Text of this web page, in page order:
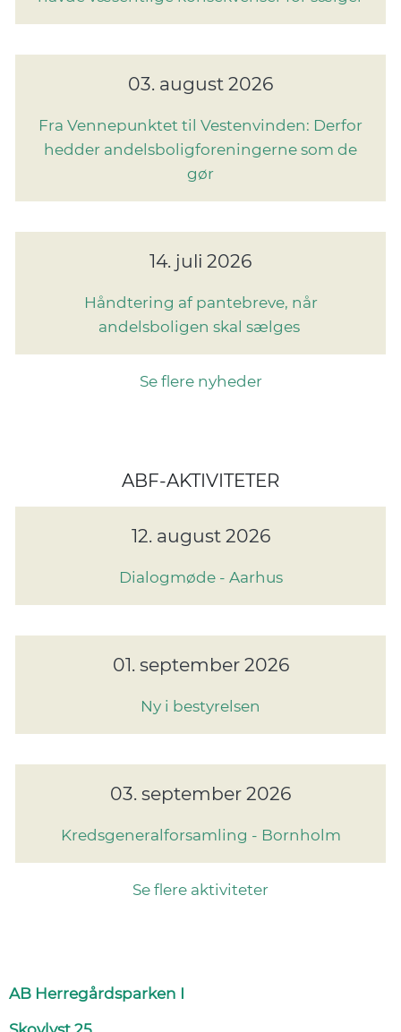
03. august 2026
Fra Vennepunktet til Vestenvinden: Derfor
hedder andelsboligforeningerne som de
gør
14. juli 2026
Håndtering af pantebreve, når
andelsboligen skal sælges
Se flere nyheder
ABF-AKTIVITETER
12. august 2026
Dialogmøde - Aarhus
01. september 2026
Ny i bestyrelsen
03. september 2026
Kredsgeneralforsamling - Bornholm
Se flere aktiviteter
AB Herregårdsparken I